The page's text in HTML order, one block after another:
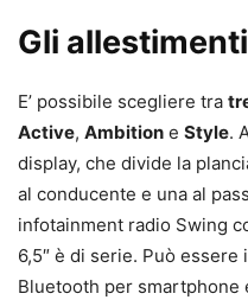
Gli allestimenti
E’ possibile scegliere tra
Active, Ambition e Style.
display, che divide la
al conducente e una al
infotainment radio Swing
6,5″ è di serie. Può
Bluetooth per smartphone